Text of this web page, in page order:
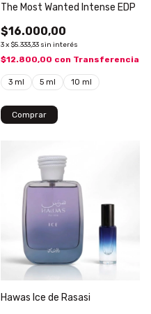
The Most Wanted Intense EDP
$16.000,00
3x $5.333,33 sin interés
$12.800,00 con Transferencia
3 ml 5 ml 10 ml
Comprar
Hawas Ice de Rasasi